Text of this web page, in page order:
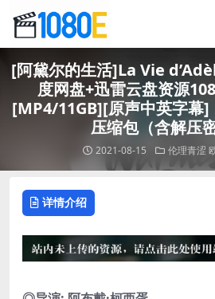
[阿黛尔的生活]La Vie
度网盘+迅雷云盘资源
[MP4/11GB][原声中英字幕]
压缩包（含解压
2021-08-15 伦理青涩
详情介绍